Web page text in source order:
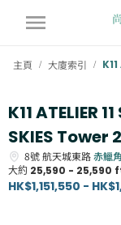
主頁 / 大廈索引 /
K11 ATELIER
SKIES Tower 2
8號航天城東路赤鱲角
大約 25,590 - 25,590
HK$1,151,550 -